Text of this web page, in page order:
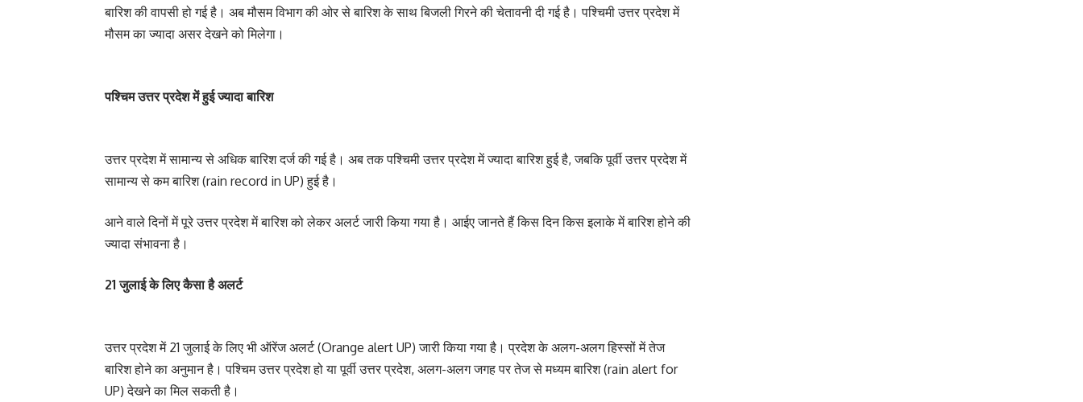
बारिश की वापसी हो गई है। अब मौसम विभाग की ओर से बारिश के साथ बिजली गिरने की चेतावनी दी गई है। पश्चिमी उत्तर प्रदेश में
मौसम का ज्यादा असर देखने को मिलेगा।
पश्चिम उत्तर प्रदेश में हुई ज्यादा बारिश
उत्तर प्रदेश में सामान्य से अधिक बारिश दर्ज की गई है। अब तक पश्चिमी उत्तर प्रदेश में ज्यादा बारिश हुई है, जबकि पूर्वी उत्तर प्रदेश में
सामान्य से कम बारिश (rain record in UP) हुई है।
आने वाले दिनों में पूरे उत्तर प्रदेश में बारिश को लेकर अलर्ट जारी किया गया है। आईए जानते हैं किस दिन किस इलाके में बारिश होने की
ज्यादा संभावना है।
21 जुलाई के लिए कैसा है अलर्ट
उत्तर प्रदेश में 21 जुलाई के लिए भी ऑरेंज अलर्ट (Orange alert UP) जारी किया गया है। प्रदेश के अलग-अलग हिस्सों में तेज
बारिश होने का अनुमान है। पश्चिम उत्तर प्रदेश हो या पूर्वी उत्तर प्रदेश, अलग-अलग जगह पर तेज से मध्यम बारिश (rain alert for
UP) देखने का मिल सकती है।